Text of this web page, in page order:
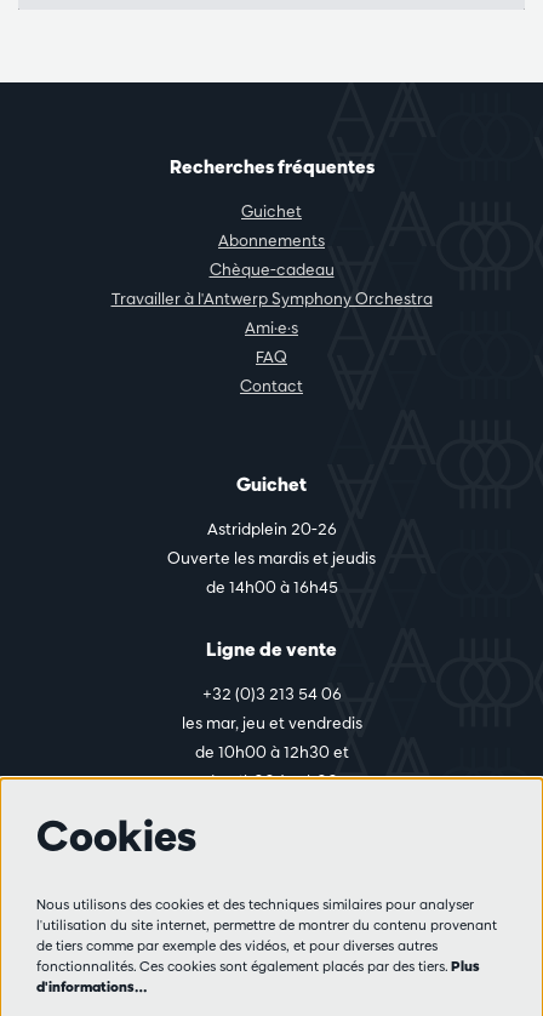
Recherches fréquentes
Guichet
Abonnements
Chèque-cadeau
Travailler à l'Antwerp Symphony Orchestra
Ami·e·s
FAQ
Contact
Guichet
Astridplein 20-26
Ouverte les mardis et jeudis
de 14h00 à 16h45
Ligne de vente
+32 (0)3 213 54 06
les mar, jeu et vendredis
de 10h00 à 12h30 et
de 14h00 à 17h00
Règlement des visiteurs
Vie privée
Cookies
Nous utilisons des cookies et des techniques similaires pour analyser
l'utilisation du site internet, permettre de montrer du contenu provenant
de tiers comme par exemple des vidéos, et pour diverses autres
fonctionnalités. Ces cookies sont également placés par des tiers. Plus
d'informations…